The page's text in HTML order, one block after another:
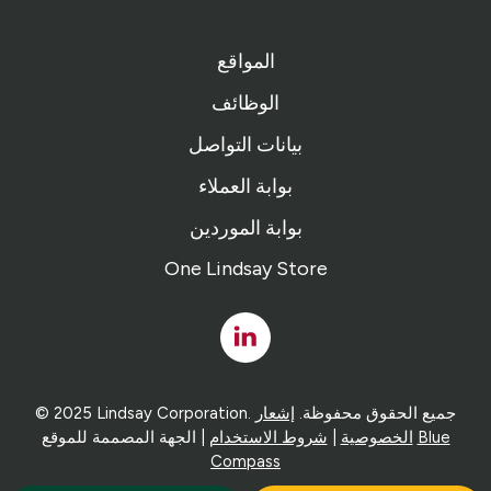
المواقع
الوظائف
بيانات التواصل
بوابة العملاء
بوابة الموردين
One Lindsay Store
Linked
In
© 2025 Lindsay Corporation. جميع الحقوق محفوظة. إشعار
الخصوصية
شروط الاستخدام
Blue
Compass